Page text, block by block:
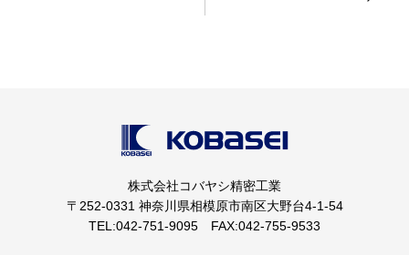
株式会社コバヤシ精密工業
〒252-0331 神奈川県相模原市南区大野台4-1-54
TEL:042-751-9095 FAX:042-755-9533